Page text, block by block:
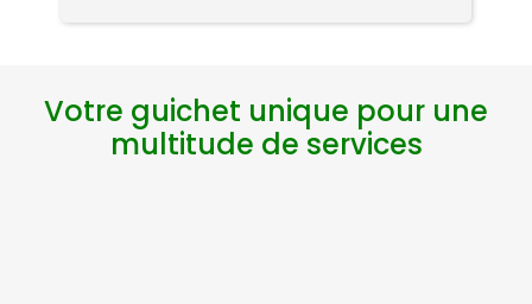
Votre guichet unique pour une
multitude de services